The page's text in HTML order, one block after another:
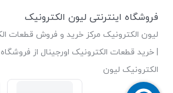
فروشگاه اینترنتی لیون الکترونیک
لیون الکترونیک مرکز خرید و فروش قطعات
| خرید قطعات الکترونیک اورجینال از
الکترونیک لیون